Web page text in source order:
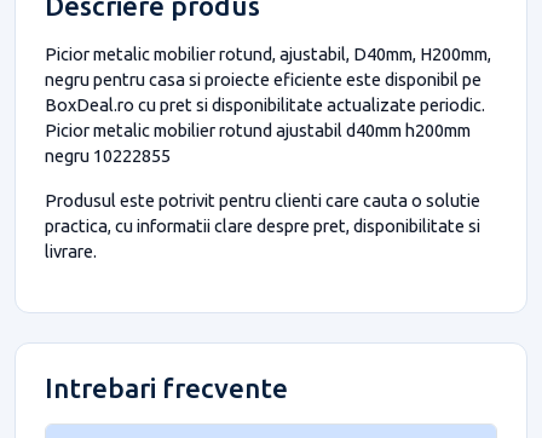
Picior metalic mobilier rotund, ajustabil, D40mm, H200mm,
negru pentru casa si proiecte eficiente este disponibil pe
BoxDeal.ro cu pret si disponibilitate actualizate periodic.
Picior metalic mobilier rotund ajustabil d40mm h200mm
negru 10222855
Produsul este potrivit pentru clienti care cauta o solutie
practica, cu informatii clare despre pret, disponibilitate si
livrare.
Intrebari frecvente